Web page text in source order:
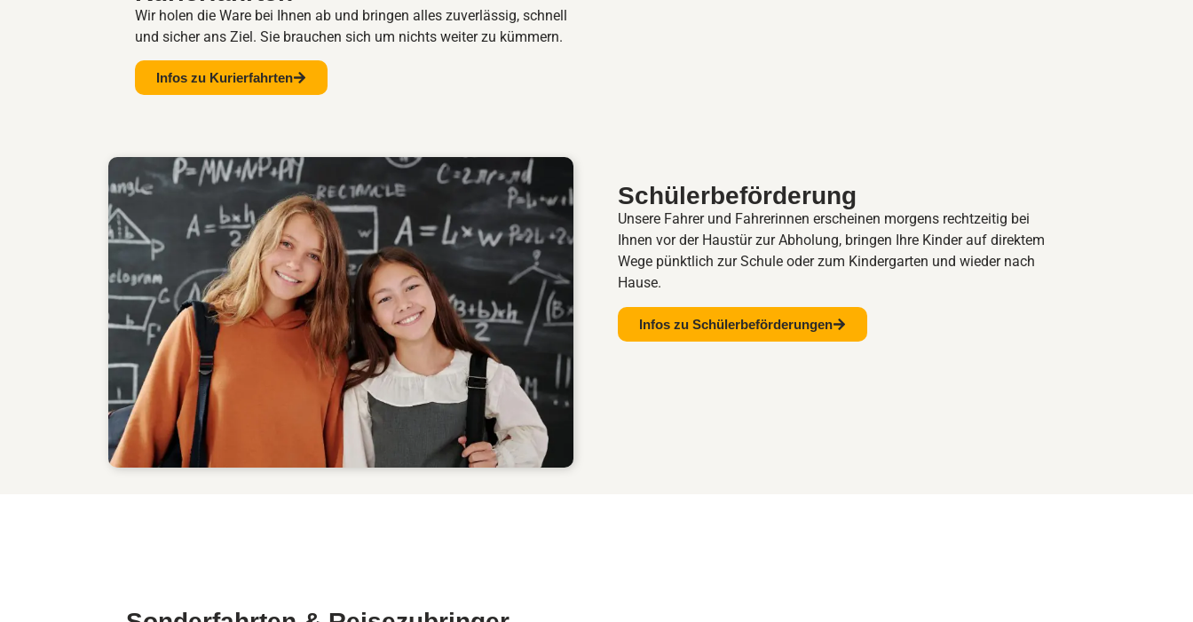
Wir holen die Ware bei Ihnen ab und bringen alles zuverlässig, schnell
und sicher ans Ziel. Sie brauchen sich um nichts weiter zu kümmern.
Infos zu Kurierfahrten
Schülerbeförderung
Unsere Fahrer und Fahrerinnen erscheinen morgens rechtzeitig bei
Ihnen vor der Haustür zur Abholung, bringen Ihre Kinder auf direktem
Wege pünktlich zur Schule oder zum Kindergarten und wieder nach
Hause.
Infos zu Schülerbeförderungen